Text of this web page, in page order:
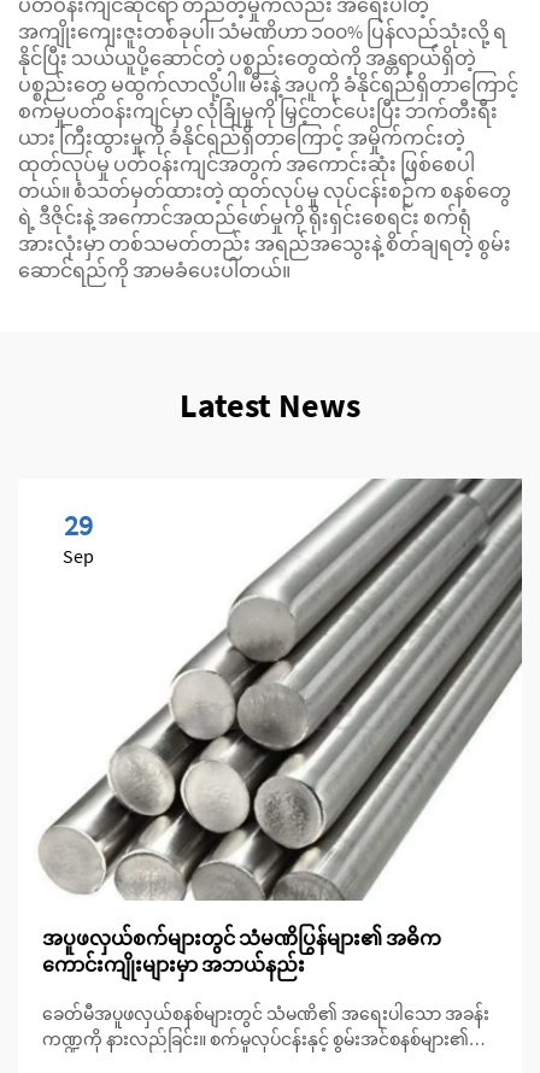
ပတ်ဝန်းကျင်ဆိုင်ရာ တည်တံ့မှုကလည်း အရေးပါတဲ့
အကျိုးကျေးဇူးတစ်ခုပါ၊ သံမဏိဟာ ၁၀၀% ပြန်လည်သုံးလို့ ရ
နိုင်ပြီး သယ်ယူပို့ဆောင်တဲ့ ပစ္စည်းတွေထဲကို အန္တရာယ်ရှိတဲ့
ပစ္စည်းတွေ မထွက်လာလို့ပါ။ မီးနဲ့ အပူကို ခံနိုင်ရည်ရှိတာကြောင့်
စက်မှုပတ်ဝန်းကျင်မှာ လုံခြုံမှုကို မြှင့်တင်ပေးပြီး ဘက်တီးရီး
ယား ကြီးထွားမှုကို ခံနိုင်ရည်ရှိတာကြောင့် အမှိုက်ကင်းတဲ့
ထုတ်လုပ်မှု ပတ်ဝန်းကျင်အတွက် အကောင်းဆုံး ဖြစ်စေပါ
တယ်။ စံသတ်မှတ်ထားတဲ့ ထုတ်လုပ်မှု လုပ်ငန်းစဉ်က စနစ်တွေ
ရဲ့ ဒီဇိုင်းနဲ့ အကောင်အထည်ဖော်မှုကို ရိုးရှင်းစေရင်း စက်ရုံ
အားလုံးမှာ တစ်သမတ်တည်း အရည်အသွေးနဲ့ စိတ်ချရတဲ့ စွမ်း
ဆောင်ရည်ကို အာမခံပေးပါတယ်။
Latest News
29
Sep
အပူဖလှယ်စက်များတွင် သံမဏိပြွန်များ၏ အဓိက
ကောင်းကျိုးများမှာ အဘယ်နည်း
ခေတ်မီအပူဖလှယ်စနစ်များတွင် သံမဏိ၏ အရေးပါသော အခန်း
ကဏ္ဍကို နားလည်ခြင်း။ စက်မှုလုပ်ငန်းနှင့် စွမ်းအင်စနစ်များ၏